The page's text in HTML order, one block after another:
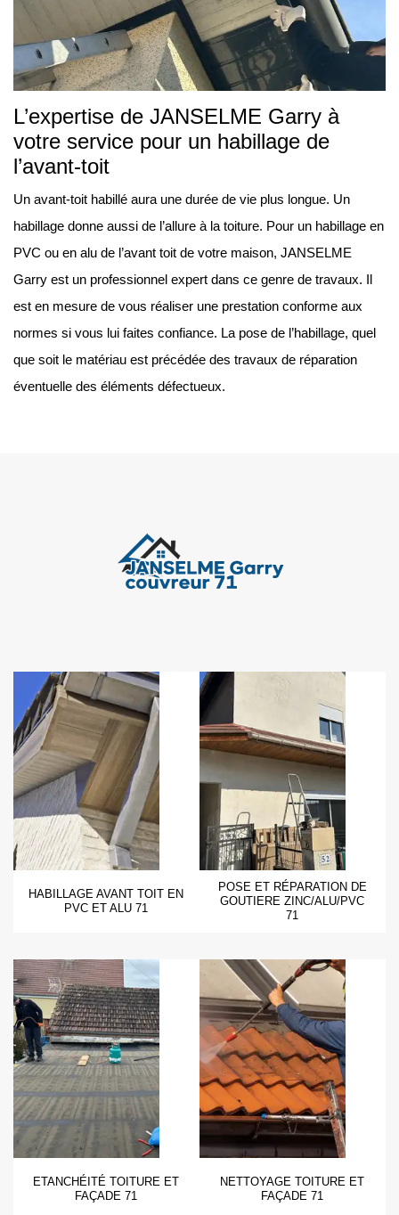
L’expertise de JANSELME Garry à
votre service pour un habillage de
l’avant-toit
Un avant-toit habillé aura une durée de vie plus longue. Un
habillage donne aussi de l’allure à la toiture. Pour un habillage en
PVC ou en alu de l’avant toit de votre maison, JANSELME
Garry est un professionnel expert dans ce genre de travaux. Il
est en mesure de vous réaliser une prestation conforme aux
normes si vous lui faites confiance. La pose de l’habillage, quel
que soit le matériau est précédée des travaux de réparation
éventuelle des éléments défectueux.
HABILLAGE AVANT TOIT EN
PVC ET ALU 71
POSE ET RÉPARATION DE
GOUTIERE ZINC/ALU/PVC
71
ETANCHÉITÉ TOITURE ET
FAÇADE 71
NETTOYAGE TOITURE ET
FAÇADE 71